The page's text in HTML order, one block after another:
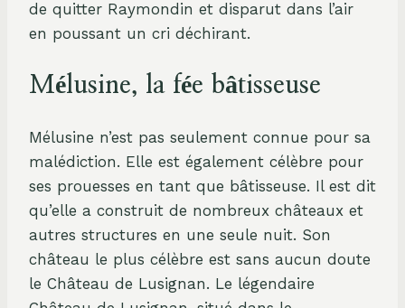
de quitter Raymondin et disparut dans l’air
en poussant un cri déchirant.
Mélusine, la fée bâtisseuse
Mélusine n’est pas seulement connue pour sa
malédiction. Elle est également célèbre pour
ses prouesses en tant que bâtisseuse. Il est dit
qu’elle a construit de nombreux châteaux et
autres structures en une seule nuit. Son
château le plus célèbre est sans aucun doute
le Château de Lusignan. Le légendaire